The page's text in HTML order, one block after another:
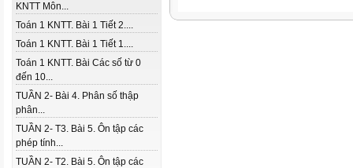
KNTT Môn...
Toán 1 KNTT. Bài 1 Tiết 2....
Toán 1 KNTT. Bài 1 Tiết 1....
Toán 1 KNTT. Bài Các số từ 0
đến 10...
TUẦN 2- Bài 4. Phân số thập
phân...
TUẦN 2- T3. Bài 5. Ôn tập các
phép tính...
TUẦN 2- T2. Bài 5. Ôn tập các